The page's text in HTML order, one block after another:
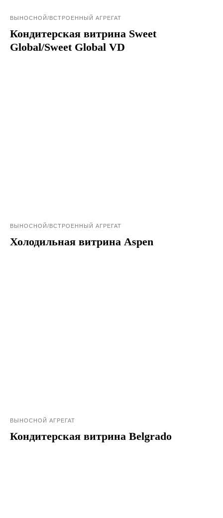
ВЫНОСНОЙ/ВСТРОЕННЫЙ АГРЕГАТ
Кондитерская витрина Sweet
Global/Sweet Global VD
ВЫНОСНОЙ/ВСТРОЕННЫЙ АГРЕГАТ
Холодильная витрина Aspen
ВЫНОСНОЙ АГРЕГАТ
Кондитерская витрина Belgrado